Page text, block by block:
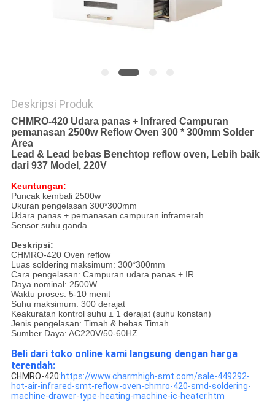
Deskripsi Produk
CHMRO-420 Udara panas + Infrared Campuran
pemanasan 2500w Reflow Oven 300 * 300mm Solder
Area
Lead & Lead bebas Benchtop reflow oven, Lebih baik
dari 937 Model, 220V
Keuntungan:
Puncak kembali 2500w
Ukuran pengelasan 300*300mm
Udara panas + pemanasan campuran inframerah
Sensor suhu ganda
Deskripsi:
CHMRO-420 Oven reflow
Luas soldering maksimum: 300*300mm
Cara pengelasan: Campuran udara panas + IR
Daya nominal: 2500W
Waktu proses: 5-10 menit
Suhu maksimum: 300 derajat
Keakuratan kontrol suhu ± 1 derajat (suhu konstan)
Jenis pengelasan: Timah & bebas Timah
Sumber Daya: AC220V/50-60HZ
Beli dari toko online kami langsung dengan harga
terendah:
CHMRO-420:https://www.charmhigh-smt.com/sale-449292-
hot-air-infrared-smt-reflow-oven-chmro-420-smd-soldering-
machine-drawer-type-heating-machine-ic-heater.htm